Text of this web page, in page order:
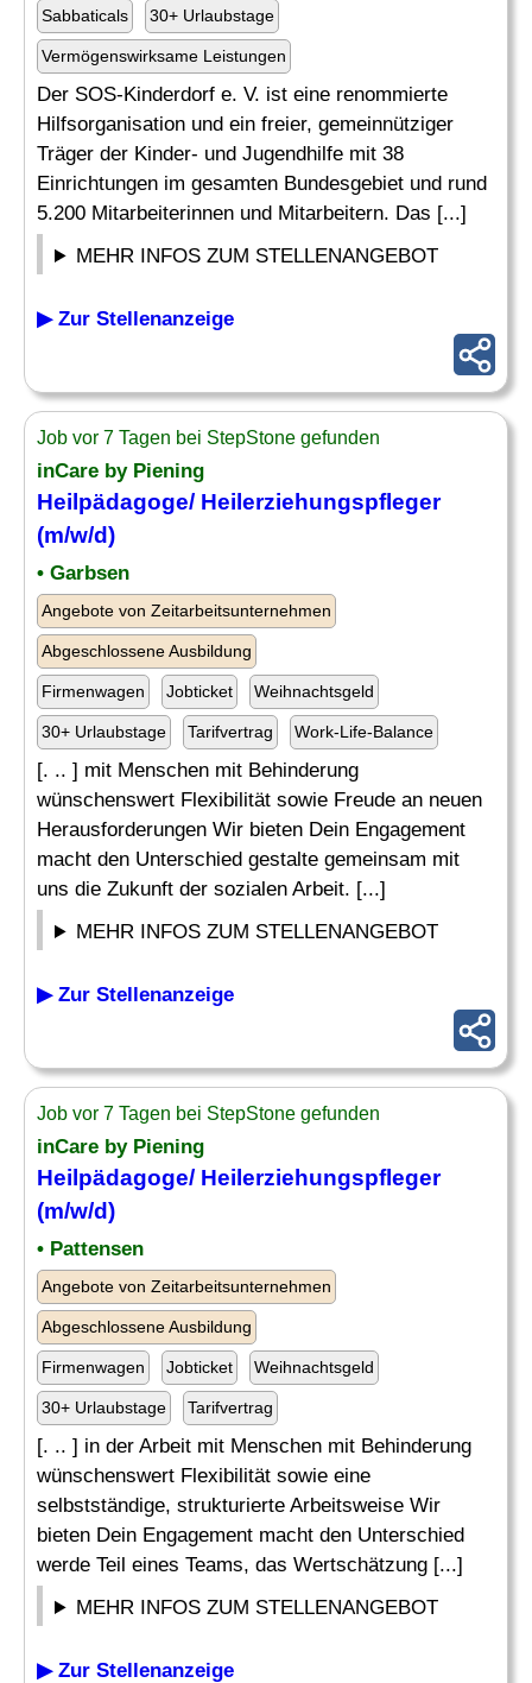
Sabbaticals 30+ Urlaubstage
Vermögenswirksame Leistungen
Der SOS-Kinderdorf e. V. ist eine renommierte
Hilfsorganisation und ein freier, gemeinnütziger
Träger der Kinder- und Jugendhilfe mit 38
Einrichtungen im gesamten Bundesgebiet und rund
5.200 Mitarbeiterinnen und Mitarbeitern. Das [...]
MEHR INFOS ZUM STELLENANGEBOT
▶ Zur Stellenanzeige
Job vor 7 Tagen bei StepStone gefunden
inCare by Piening
Heilpädagoge/ Heilerziehungspfleger
(m/w/d)
• Garbsen
Angebote von Zeitarbeitsunternehmen
Abgeschlossene Ausbildung
Firmenwagen Jobticket Weihnachtsgeld
30+ Urlaubstage Tarifvertrag Work-Life-Balance
[. .. ] mit Menschen mit Behinderung
wünschenswert Flexibilität sowie Freude an neuen
Herausforderungen Wir bieten Dein Engagement
macht den Unterschied gestalte gemeinsam mit
uns die Zukunft der sozialen Arbeit. [...]
MEHR INFOS ZUM STELLENANGEBOT
▶ Zur Stellenanzeige
Job vor 7 Tagen bei StepStone gefunden
inCare by Piening
Heilpädagoge/ Heilerziehungspfleger
(m/w/d)
• Pattensen
Angebote von Zeitarbeitsunternehmen
Abgeschlossene Ausbildung
Firmenwagen Jobticket Weihnachtsgeld
30+ Urlaubstage Tarifvertrag
[. .. ] in der Arbeit mit Menschen mit Behinderung
wünschenswert Flexibilität sowie eine
selbstständige, strukturierte Arbeitsweise Wir
bieten Dein Engagement macht den Unterschied
werde Teil eines Teams, das Wertschätzung [...]
MEHR INFOS ZUM STELLENANGEBOT
▶ Zur Stellenanzeige